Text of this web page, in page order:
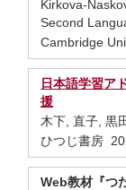
Kirkova-
Second
Cambridge
日本語学習ア
援
木下, 直子, 黒
ひつじ書房
Web教材『つ